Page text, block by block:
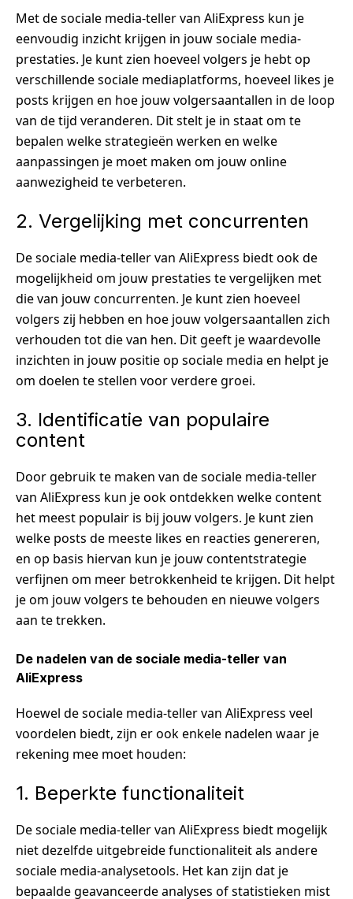
Met de sociale media-teller van AliExpress kun je
eenvoudig inzicht krijgen in jouw sociale media-
prestaties. Je kunt zien hoeveel volgers je hebt op
verschillende sociale mediaplatforms, hoeveel likes je
posts krijgen en hoe jouw volgersaantallen in de loop
van de tijd veranderen. Dit stelt je in staat om te
bepalen welke strategieën werken en welke
aanpassingen je moet maken om jouw online
aanwezigheid te verbeteren.
2. Vergelijking met concurrenten
De sociale media-teller van AliExpress biedt ook de
mogelijkheid om jouw prestaties te vergelijken met
die van jouw concurrenten. Je kunt zien hoeveel
volgers zij hebben en hoe jouw volgersaantallen zich
verhouden tot die van hen. Dit geeft je waardevolle
inzichten in jouw positie op sociale media en helpt je
om doelen te stellen voor verdere groei.
3. Identificatie van populaire
content
Door gebruik te maken van de sociale media-teller
van AliExpress kun je ook ontdekken welke content
het meest populair is bij jouw volgers. Je kunt zien
welke posts de meeste likes en reacties genereren,
en op basis hiervan kun je jouw contentstrategie
verfijnen om meer betrokkenheid te krijgen. Dit helpt
je om jouw volgers te behouden en nieuwe volgers
aan te trekken.
De nadelen van de sociale media-teller van
AliExpress
Hoewel de sociale media-teller van AliExpress veel
voordelen biedt, zijn er ook enkele nadelen waar je
rekening mee moet houden:
1. Beperkte functionaliteit
De sociale media-teller van AliExpress biedt mogelijk
niet dezelfde uitgebreide functionaliteit als andere
sociale media-analysetools. Het kan zijn dat je
bepaalde geavanceerde analyses of statistieken mist